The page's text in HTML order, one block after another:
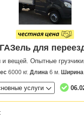
ГАЗель для
и вещей. Опытные
6000 кг. Длина6 м. Ширина
услуги
: